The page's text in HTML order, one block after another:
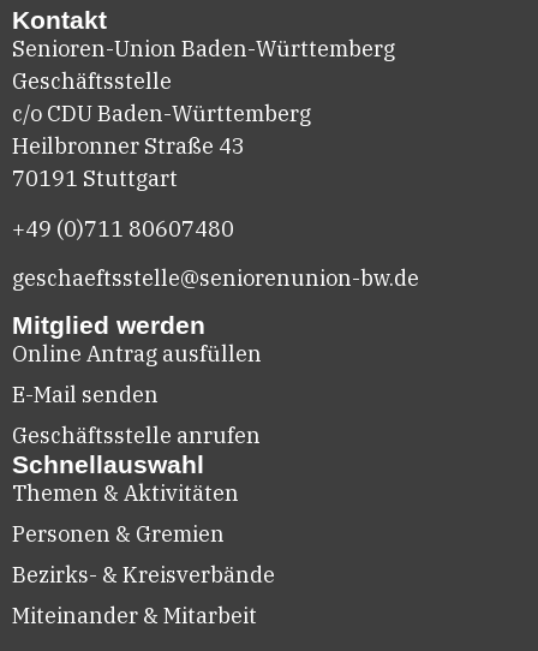
Kontakt
Senioren-Union Baden-Württemberg
Geschäftsstelle
c/o CDU Baden-Württemberg
Heilbronner Straße 43
70191 Stuttgart
+49 (0)711 80607480
geschaeftsstelle@seniorenunion-bw.de
Mitglied werden
Online Antrag ausfüllen
E-Mail senden
Geschäftsstelle anrufen
Schnellauswahl
Themen & Aktivitäten
Personen & Gremien
Bezirks- & Kreisverbände
Miteinander & Mitarbeit